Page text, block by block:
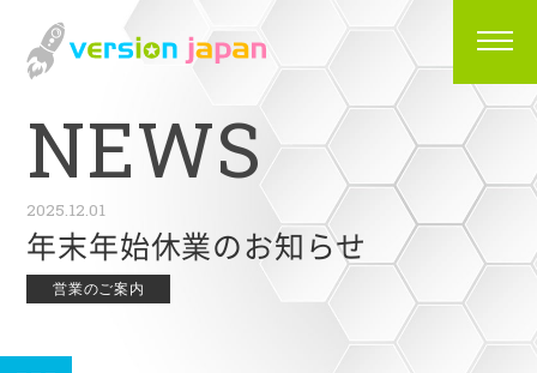
NEWS
2025.12.01
年末年始休業のお知らせ
営業のご案内